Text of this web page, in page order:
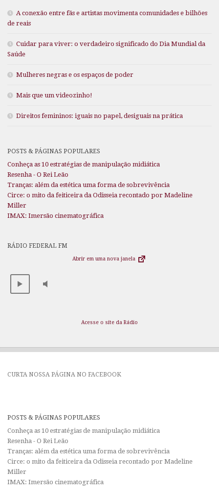
A conexão entre fãs e artistas movimenta comunidades e bilhões
de reais
Cuidar para viver: o verdadeiro significado do Dia Mundial da
Saúde
Mulheres negras e os espaços de poder
Mais que um videozinho!
Direitos femininos: iguais no papel, desiguais na prática
POSTS & PÁGINAS POPULARES
Conheça as 10 estratégias de manipulação midiática
Resenha - O Rei Leão
Tranças: além da estética uma forma de sobrevivência
Circe: o mito da feiticeira da Odisseia recontado por Madeline
Miller
IMAX: Imersão cinematográfica
RÁDIO FEDERAL FM
Abrir em uma nova janela
Acesse o site da Rádio
CURTA NOSSA PÁGINA NO FACEBOOK
POSTS & PÁGINAS POPULARES
Conheça as 10 estratégias de manipulação midiática
Resenha - O Rei Leão
Tranças: além da estética uma forma de sobrevivência
Circe: o mito da feiticeira da Odisseia recontado por Madeline
Miller
IMAX: Imersão cinematográfica